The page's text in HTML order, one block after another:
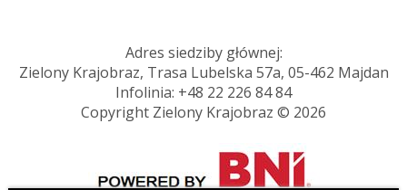
Adres siedziby głównej:
Zielony Krajobraz, Trasa Lubelska 57a, 05-462 Majdan
Infolinia: +48 22 226 84 84
Copyright Zielony Krajobraz © 2026